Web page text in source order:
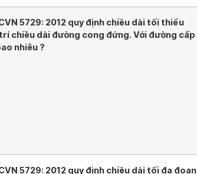
5729: 2012 quy định chiều dài tối thiểu
chiều dài đường cong đứng. Với đường cấp
nhiêu ?
5729: 2012 quy định chiều dài tối đa đoan